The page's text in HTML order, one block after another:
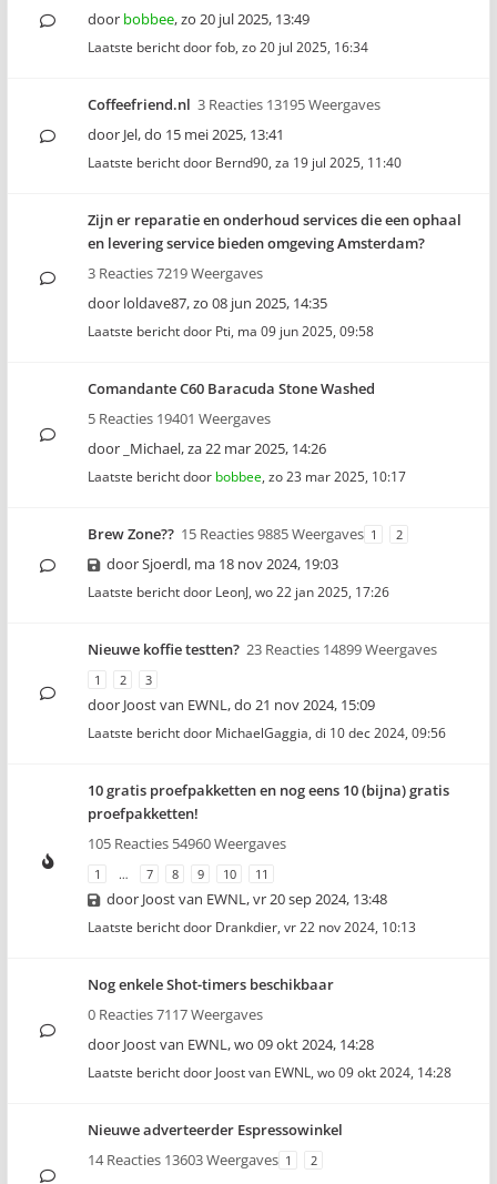
door bobbee,zo 20 jul 2025, 13:49
Laatste bericht doorfob, zo 20 jul 2025, 16:34
Coffeefriend.nl 3 Reacties 13195 Weergaves
door Jel,do 15 mei 2025, 13:41
Laatste bericht door Bernd90, za 19 jul 2025, 11:40
Zijn er reparatie en onderhoud services die een ophaal
en levering service bieden omgeving Amsterdam?
3 Reacties 7219 Weergaves
door loldave87,zo 08 jun 2025, 14:35
Laatste bericht door Pti, ma 09 jun 2025, 09:58
Comandante C60 Baracuda Stone Washed
5 Reacties 19401 Weergaves
door _Michael,za 22 mar 2025, 14:26
Laatste bericht door bobbee, zo 23 mar 2025, 10:17
Brew Zone?? 15 Reacties 9885 Weergaves 1 2
doorSjoerdl, ma 18 nov 2024, 19:03
Laatste bericht door LeonJ, wo 22 jan 2025, 17:26
Nieuwe koffie testten? 23 Reacties 14899 Weergaves
1 2 3
door Joost van EWNL,do 21 nov 2024, 15:09
Laatste bericht door MichaelGaggia, di 10 dec 2024, 09:56
10 gratis proefpakketten en nog eens 10 (bijna) gratis
proefpakketten!
105 Reacties 54960 Weergaves
1 … 7 8 9 10 11
door Joost van EWNL,vr 20 sep 2024, 13:48
Laatste bericht door Drankdier, vr 22 nov 2024, 10:13
Nog enkele Shot-timers beschikbaar
0 Reacties 7117 Weergaves
door Joost van EWNL,wo 09 okt 2024, 14:28
Laatste bericht door Joost van EWNL, wo 09 okt 2024, 14:28
Nieuwe adverteerder Espressowinkel
14 Reacties 13603 Weergaves 1 2